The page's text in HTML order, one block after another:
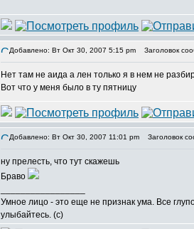
Добавлено: Вт Окт 30, 2007 5:15 pm Заголовок
Нет там не аида а лен только я в нем не
Вот что у меня было в ту пятницу
Добавлено: Вт Окт 30, 2007 11:01 pm Заголовок
ну прелесть, что тут скажешь
Браво
Умное лицо - это еще не признак ума. Все
улыбайтесь. (с)